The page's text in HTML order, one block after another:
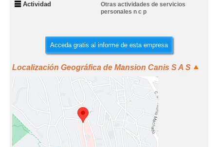
Actividad
Otras actividades de servicios
personales n c p
Acceda gratis al informe de esta empresa
Localización Geográfica de Mansion Canis S A S